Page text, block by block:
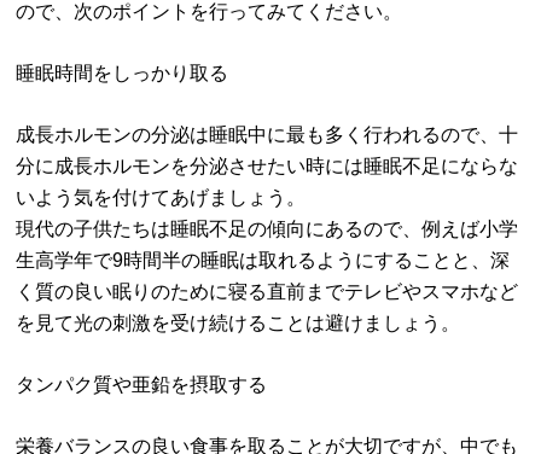
ので、次のポイントを行ってみてください。
睡眠時間をしっかり取る
成長ホルモンの分泌は睡眠中に最も多く行われるので、十
分に成長ホルモンを分泌させたい時には睡眠不足にならな
いよう気を付けてあげましょう。
現代の子供たちは睡眠不足の傾向にあるので、例えば小学
生高学年で9時間半の睡眠は取れるようにすることと、深
く質の良い眠りのために寝る直前までテレビやスマホなど
を見て光の刺激を受け続けることは避けましょう。
タンパク質や亜鉛を摂取する
栄養バランスの良い食事を取ることが大切ですが、中でも